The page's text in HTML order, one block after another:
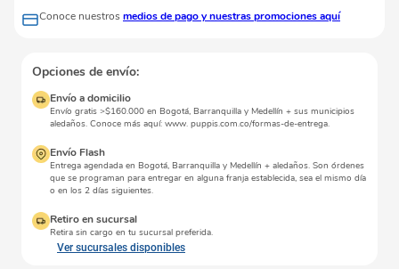
Conoce nuestros medios de pago y nuestras promociones aquí
Opciones de envío:
Envío a domicilio
Envío gratis >$160.000 en Bogotá, Barranquilla y Medellín + sus municipios
aledaños. Conoce más aquí: www. puppis.com.co/formas-de-entrega.
Envío Flash
Entrega agendada en Bogotá, Barranquilla y Medellín + aledaños. Son órdenes
que se programan para entregar en alguna franja establecida, sea el mismo día
o en los 2 días siguientes.
Retiro en sucursal
Retira sin cargo en tu sucursal preferida.
Ver sucursales disponibles